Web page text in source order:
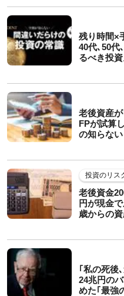
残り時間×
40代､50代
るべき投資
老後資産
FPが試算
の知らな
投資のリス
老後資金
円が現金
歳からの
｢私の死後
24兆円の
めた｢最強